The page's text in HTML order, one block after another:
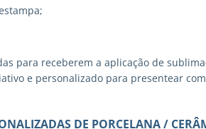
para receberem a aplicação de
e personalizado para presentear
DE PORCELANA /